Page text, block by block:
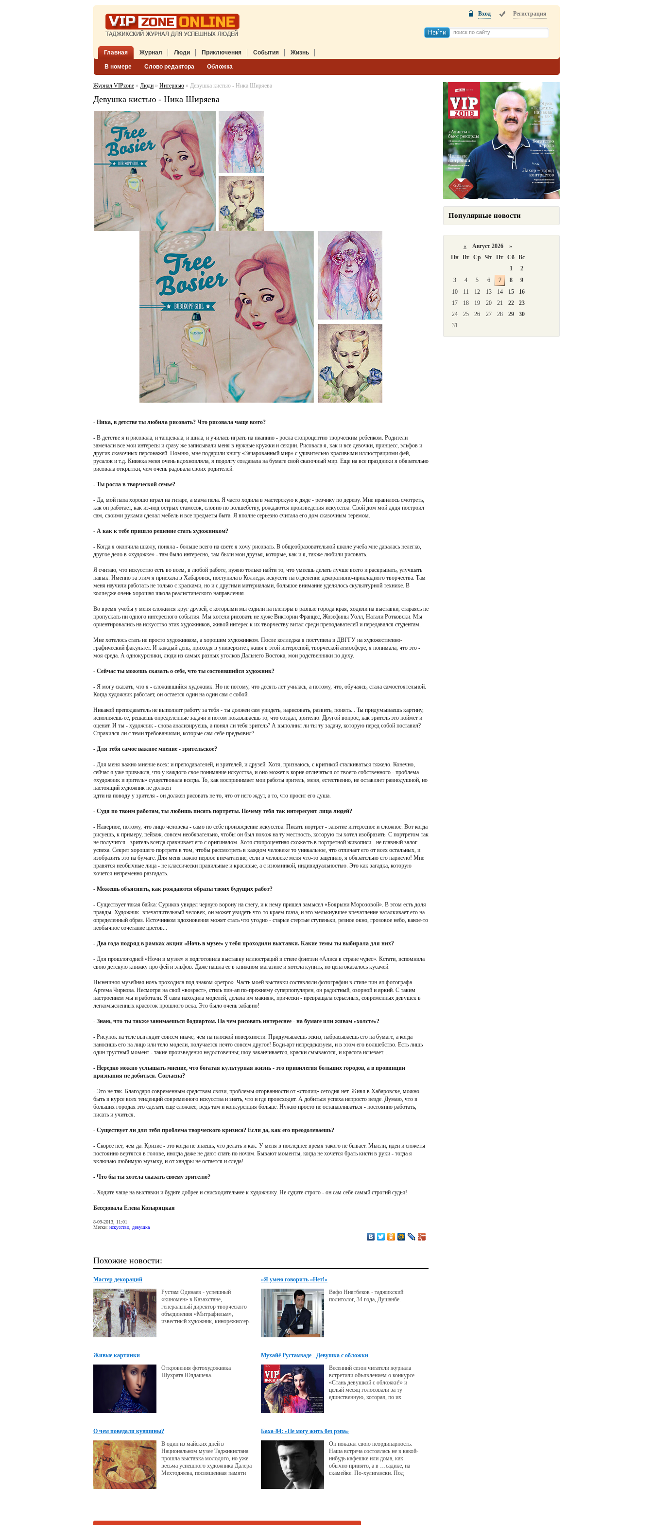
Главная Журнал
В номере Слово редактора Обложка
Люди Приключения События Жизнь
Вход Регистрация
Журнал VIPzone » Люди » Интервью » Девушка кистью - Ника Ширяева
Девушка кистью - Ника Ширяева
- Ника, в детстве ты любила рисовать? Что рисовала чаще всего?
- В детстве я и рисовала, и танцевала, и шила, и училась играть на пианино - росла стопроцентно творческим ребенком. Родители
замечали все мои интересы и сразу же записывали меня в нужные кружки и секции. Рисовала я, как и все девочки, принцесс, эльфов и
других сказочных персонажей. Помню, мне подарили книгу «Зачарованный мир» с удивительно красивыми иллюстрациями фей,
русалок и т.д. Книжка меня очень вдохновляла, я подолгу создавала на бумаге свой сказочный мир. Еще на все праздники я обязательно
рисовала открытки, чем очень радовала своих родителей.
- Ты росла в творческой семье?
- Да, мой папа хорошо играл на гитаре, а мама пела. Я часто ходила в мастерскую к дяде - резчику по дереву. Мне нравилось смотреть,
как он работает, как из-под острых стамесок, словно по волшебству, рождаются произведения искусства. Свой дом мой дядя построил
сам, своими руками сделал мебель и все предметы быта. Я вполне серьезно считала его дом сказочным теремом.
- А как к тебе пришло решение стать художником?
- Когда я окончила школу, поняла - больше всего на свете я хочу рисовать. В общеобразовательной школе учеба мне давалась нелегко,
другое дело в «художке» - там было интересно, там были мои друзья, которые, как и я, также любили рисовать.
Я считаю, что искусство есть во всем, в любой работе, нужно только найти то, что умеешь делать лучше всего и раскрывать, улучшать
навык. Именно за этим я приехала в Хабаровск, поступила в Колледж искусств на отделение декоративно-прикладного творчества. Там
меня научили работать не только с красками, но и с другими материалами, большое внимание уделялось скульптурной технике. В
колледже очень хорошая школа реалистического направления.
Во время учебы у меня сложился круг друзей, с которыми мы ездили на пленэры в разные города края, ходили на выставки, стараясь не
пропускать ни одного интересного события. Мы хотели рисовать не хуже Виктории Францес, Жозефины Уолл, Натали Ротковски. Мы
ориентировались на искусство этих художников, живой интерес к их творчеству витал среди преподавателей и передавался студентам.
Мне хотелось стать не просто художником, а хорошим художником. После колледжа я поступила в ДВГГУ на художественно-
графический факультет. И каждый день, приходя в университет, живя в этой интересной, творческой атмосфере, я понимала, что это -
моя среда. А однокурсники, люди из самых разных уголков Дальнего Востока, мои родственники по духу.
- Сейчас ты можешь сказать о себе, что ты состоявшийся художник?
- Я могу сказать, что я - сложившийся художник. Но не потому, что десять лет училась, а потому, что, обучаясь, стала самостоятельной.
Когда художник работает, он остается один на один сам с собой.
Никакой преподаватель не выполнит работу за тебя - ты должен сам увидеть, нарисовать, развить, понять... Ты придумываешь картину,
исполняешь ее, решаешь определенные задачи и потом показываешь то, что создал, зрителю. Другой вопрос, как зритель это поймет и
оценит. И ты - художник - снова анализируешь, а понял ли тебя зритель? А выполнил ли ты ту задачу, которую перед собой поставил?
Справился ли с теми требованиями, которые сам себе предъявил?
- Для тебя самое важное мнение - зрительское?
- Для меня важно мнение всех: и преподавателей, и зрителей, и друзей. Хотя, признаюсь, с критикой сталкиваться тяжело. Конечно,
сейчас я уже привыкла, что у каждого свое понимание искусства, и оно может в корне отличаться от твоего собственного - проблема
«художник и зритель» существовала всегда. То, как воспринимает мои работы зритель, меня, естественно, не оставляет равнодушной, но
настоящий художник не должен
идти на поводу у зрителя - он должен рисовать не то, что от него ждут, а то, что просит его душа.
- Судя по твоим работам, ты любишь писать портреты. Почему тебя так интересуют лица людей?
- Наверное, потому, что лицо человека - само по себе произведение искусства. Писать портрет - занятие интересное и сложное. Вот когда
рисуешь, к примеру, пейзаж, совсем необязательно, чтобы он был похож на ту местность, которую ты хотел изобразить. С портретом так
не получится - зритель всегда сравнивает его с оригиналом. Хотя стопроцентная схожесть в портретной живописи - не главный залог
успеха. Секрет хорошего портрета в том, чтобы рассмотреть в каждом человеке то уникальное, что отличает его от всех остальных, и
изобразить это на бумаге. Для меня важно первое впечатление, если в человеке меня что-то зацепило, я обязательно его нарисую! Мне
нравятся необычные лица - не классически правильные и красивые, а с изюминкой, индивидуальностью. Это как загадка, которую
хочется непременно разгадать.
- Можешь объяснить, как рождаются образы твоих будущих работ?
- Существует такая байка: Суриков увидел черную ворону на снегу, и к нему пришел замысел «Боярыни Морозовой». В этом есть доля
правды. Художник -впечатлительный человек, он может увидеть что-то краем глаза, и это мелькнувшее впечатление наталкивает его на
определенный образ. Источником вдохновения может стать что угодно - старые стертые ступеньки, резное окно, грозовое небо, какое-то
необычное сочетание цветов...
- Два года подряд в рамках акции «Ночь в музее» у тебя проходили выставки. Какие темы ты выбирала для них?
- Для прошлогодней «Ночи в музее» я подготовила выставку иллюстраций в стиле фэнтэзи «Алиса в стране чудес». Кстати, вспомнила
свою детскую книжку про фей и эльфов. Даже нашла ее в книжном магазине и хотела купить, но цена оказалось кусачей.
Нынешняя музейная ночь проходила под знаком «ретро». Часть моей выставки составляли фотографии в стиле пин-ап фотографа
Артема Чиркова. Несмотря на свой «возраст», стиль пин-ап по-прежнему суперпопулярен, он радостный, озорной и яркий. С таким
настроением мы и работали. Я сама находила моделей, делала им макияж, прически - превращала серьезных, современных девушек в
легкомысленных красоток прошлого века. Это было очень забавно!
- Знаю, что ты также занимаешься бодиартом. На чем рисовать интереснее - на бумаге или живом «холсте»?
- Рисунок на теле выглядит совсем иначе, чем на плоской поверхности. Придумываешь эскиз, набрасываешь его на бумаге, а когда
наносишь его на лицо или тело модели, получается нечто совсем другое! Боди-арт непредсказуем, и в этом его волшебство. Есть лишь
один грустный момент - такие произведения недолговечны; шоу заканчивается, краски смываются, и красота исчезает...
- Нередко можно услышать мнение, что богатая культурная жизнь - это привилегия больших городов, а в провинции
признания не добиться. Согласна?
- Это не так. Благодаря современным средствам связи, проблемы оторванности от «столиц» сегодня нет. Живя в Хабаровске, можно
быть в курсе всех тенденций современного искусства и знать, что и где происходит. А добиться успеха непросто везде. Думаю, что в
больших городах это сделать еще сложнее, ведь там и конкуренция больше. Нужно просто не останавливаться - постоянно работать,
писать и учиться.
- Существует ли для тебя проблема творческого кризиса? Если да, как его преодолеваешь?
- Скорее нет, чем да. Кризис - это когда не знаешь, что делать и как. У меня в последнее время такого не бывает. Мысли, идеи и сюжеты
постоянно вертятся в голове, иногда даже не дают спать по ночам. Бывают моменты, когда не хочется брать кисти в руки - тогда я
включаю любимую музыку, и от хандры не остается и следа!
- Что бы ты хотела сказать своему зрителю?
- Ходите чаще на выставки и будьте добрее и снисходительнее к художнику. Не судите строго - он сам себе самый строгий судья!
Беседовала Елена Козыряцкая
8-09-2013, 11:01
Метки: искусство девушка
Похожие новости:
Мастер декораций
Рустам Одинаев - успешный
«киномен» в Казахстане,
генеральный директор творческого
объединения «Митрафильм»,
известный художник, кинорежиссер.
«Я умею говорить «Нет!»
Вафо Ниятбеков - таджикский
политолог, 34 года, Душанбе.
Живые картинки
Откровения фотохудожника
Шухрата Юлдашева.
Мухайё Рустамзаде - Девушка с обложки
Весенний сезон читатели журнала
встретили объявлением о конкурсе
«Стань девушкой с обложки!» и
целый месяц голосовали за ту
единственную, которая, по их
О чем поведали кувшины?
В один из майских дней в
Национальном музее Таджикистана
прошла выставка молодого, но уже
весьма успешного художника Далера
Мехтоджева, посвященная памяти
Баха-84: «Не могу жить без рэпа»
Он показал свою неординарность.
Наша встреча состоялась не в какой-
нибудь кафешке или дома, как
обычно принято, а в …садике, на
скамейке. По-хулигански. Под
Популярные новости
« Август 2026 »
Пн Вт Ср Чт Пт Сб Вс
1
2
3
4 5 6 7 8
9
10
11 12 13 14 15
16
17
18 19 20 21 22
23
24
25 26 27 28 29
30
31